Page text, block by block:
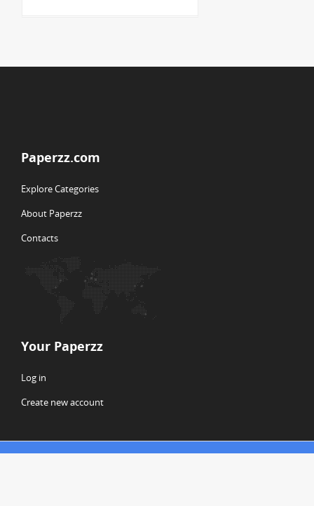
Paperzz.com
Explore Categories
About Paperzz
Contacts
Your Paperzz
Log in
Create new account